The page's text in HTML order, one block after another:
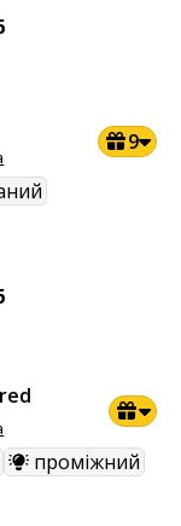
9
проміжний